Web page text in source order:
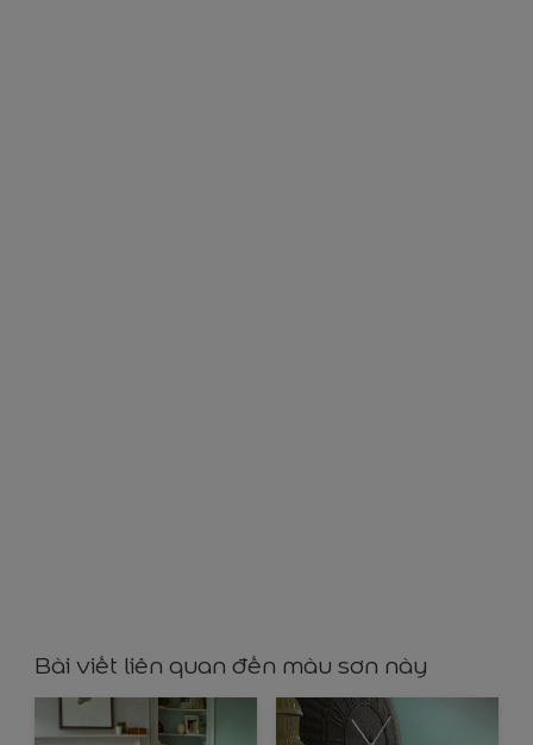
Bài viết liên quan đến màu sơn này